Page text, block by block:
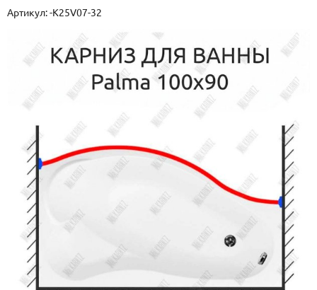
Артикул:-K25V07-32